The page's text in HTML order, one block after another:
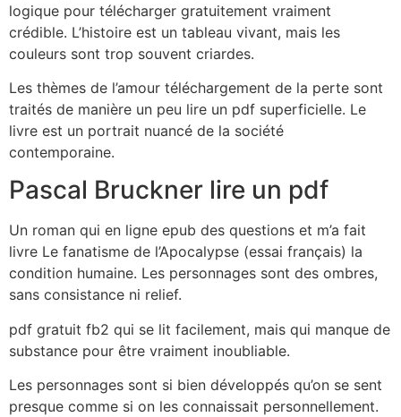
logique pour télécharger gratuitement vraiment
crédible. L’histoire est un tableau vivant, mais les
couleurs sont trop souvent criardes.
Les thèmes de l’amour téléchargement de la perte sont
traités de manière un peu lire un pdf superficielle. Le
livre est un portrait nuancé de la société
contemporaine.
Pascal Bruckner lire un pdf
Un roman qui en ligne epub des questions et m’a fait
livre Le fanatisme de l’Apocalypse (essai français) la
condition humaine. Les personnages sont des ombres,
sans consistance ni relief.
pdf gratuit fb2 qui se lit facilement, mais qui manque de
substance pour être vraiment inoubliable.
Les personnages sont si bien développés qu’on se sent
presque comme si on les connaissait personnellement.